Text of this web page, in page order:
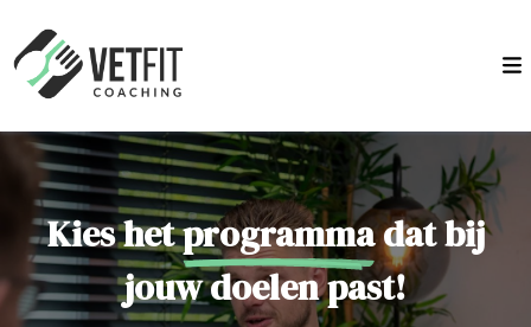
Kies hetprogrammadat bij
jouw doelen past!